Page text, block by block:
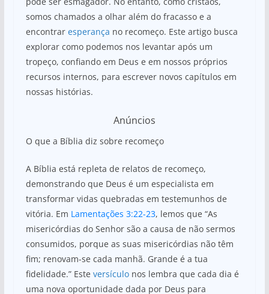
p o
k
somos chamados a olhar além do fracasso e a
encontrar esperança no recomeço. Este artigo busca
explorar como podemos nos levantar após um
tropeço, confiando em Deus e em nossos próprios
recursos internos, para escrever novos capítulos em
nossas histórias.
Anúncios
O que a Bíblia diz sobre recomeço
A Bíblia está repleta de relatos de recomeço,
demonstrando que Deus é um especialista em
transformar vidas quebradas em testemunhos de
vitória. Em Lamentações 3:22-23, lemos que “As
misericórdias do Senhor são a causa de não sermos
consumidos, porque as suas misericórdias não têm
fim; renovam-se cada manhã. Grande é a tua
fidelidade.” Este versículonos lembra que cada dia é
uma nova oportunidade dada por Deus para